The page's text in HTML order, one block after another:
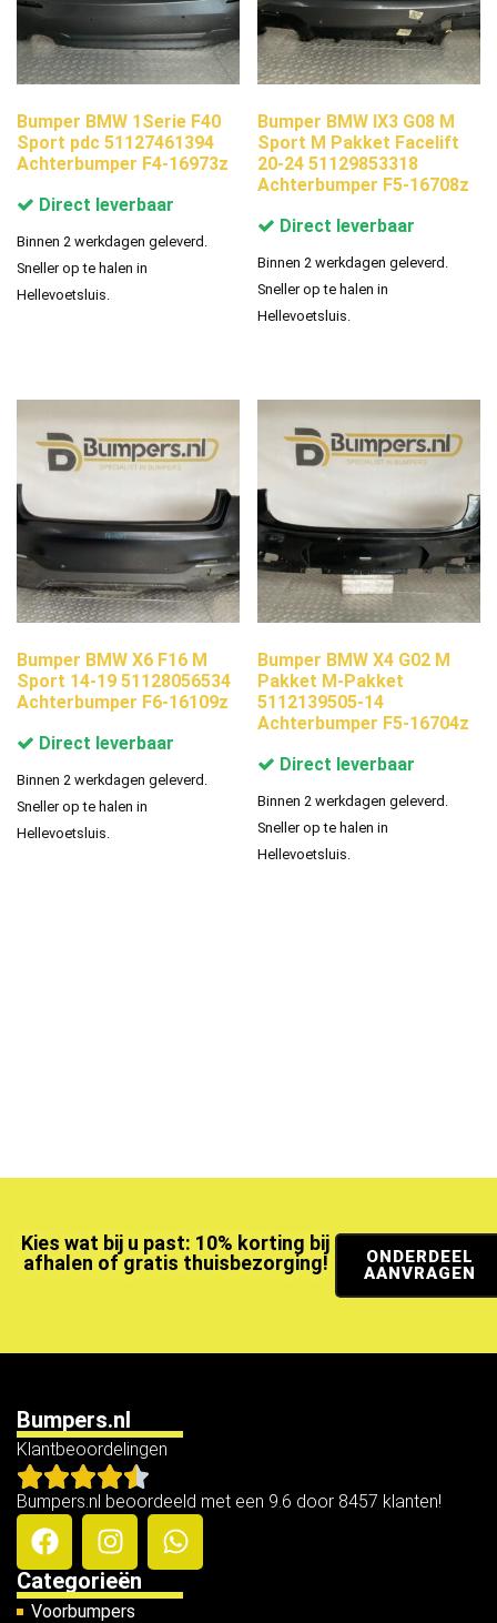
Bumper BMW 1Serie F40
Sport pdc 51127461394
Achterbumper F4-16973z
Direct leverbaar
Binnen 2 werkdagen geleverd.
Sneller op te halen in
Hellevoetsluis.
Bumper BMW IX3 G08 M
Sport M Pakket Facelift
20-24 51129853318
Achterbumper F5-16708z
Direct leverbaar
Binnen 2 werkdagen geleverd.
Sneller op te halen in
Hellevoetsluis.
Bumper BMW X6 F16 M
Sport 14-19 51128056534
Achterbumper F6-16109z
Direct leverbaar
Binnen 2 werkdagen geleverd.
Sneller op te halen in
Hellevoetsluis.
Bumper BMW X4 G02 M
Pakket M-Pakket
5112139505-14
Achterbumper F5-16704z
Direct leverbaar
Binnen 2 werkdagen geleverd.
Sneller op te halen in
Hellevoetsluis.
Kies wat bij u past: 10% korting bij
afhalen of gratis thuisbezorging!
ONDERDEEL
AANVRAGEN
Bumpers.nl
Klantbeoordelingen
Bumpers.nl beoordeeld met een 9.6 door 8457 klanten!
Categorieën
Voorbumpers